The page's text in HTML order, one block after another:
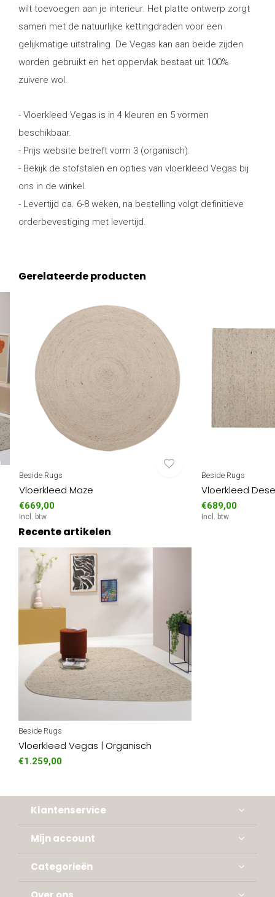
wilt toevoegen aan je interieur. Het platte ontwerp zorgt
samen met de natuurlijke kettingdraden voor een
gelijkmatige uitstraling. De Vegas kan aan beide zijden
worden gebruikt en het oppervlak bestaat uit 100%
zuivere wol.
- Vloerkleed Vegas is in 4 kleuren en 5 vormen
beschikbaar.
- Prijs website betreft vorm 3 (organisch).
- Bekijk de stofstalen en opties van vloerkleed Vegas bij
ons in de winkel.
- Levertijd ca. 6-8 weken, na bestelling volgt definitieve
orderbevestiging met levertijd.
Gerelateerde producten
Beside Rugs
Vloerkleed Maze
€669,00
Incl. btw
Beside Rugs
Vloerkleed
€689,00
Incl. btw
Recente artikelen
Beside Rugs
Vloerkleed Vegas | Organisch
€1.259,00
Klantenservice
Mijn account
Categorieën